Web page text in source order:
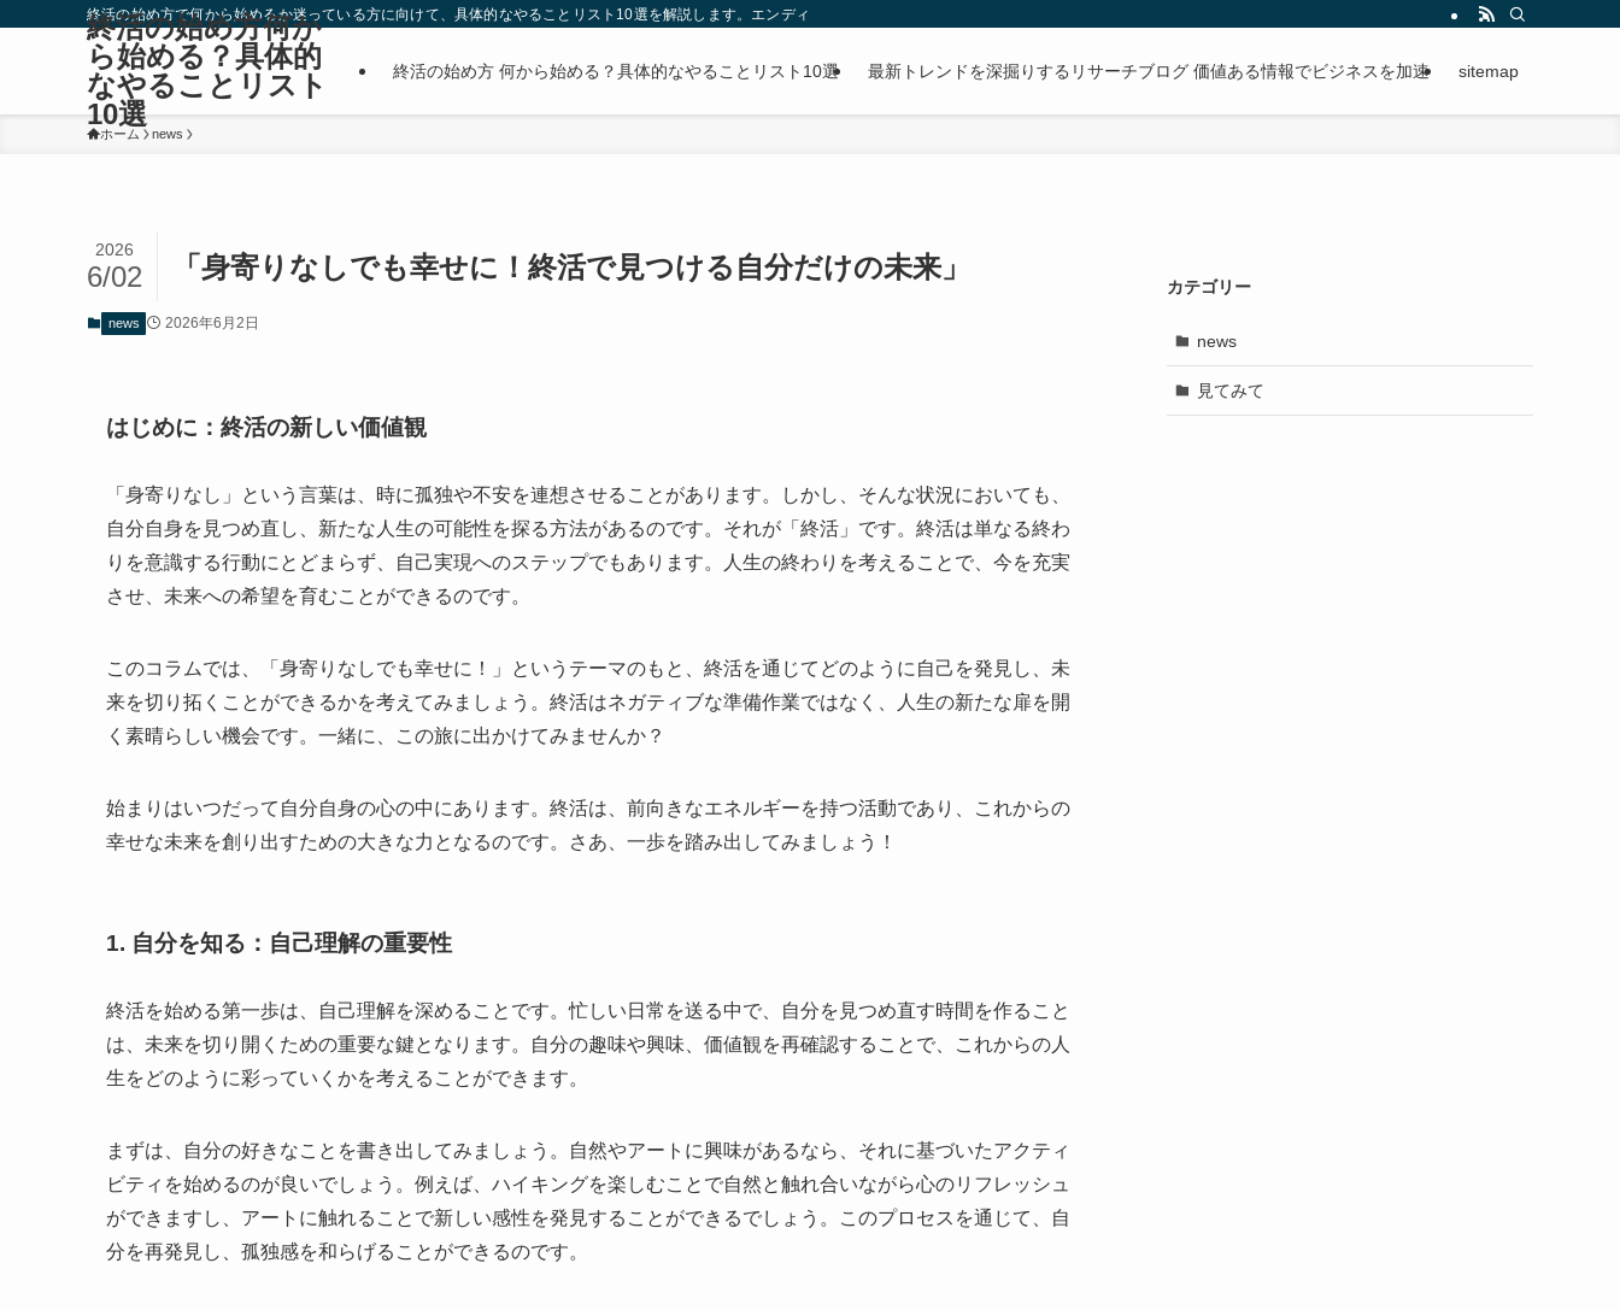
終活の始め方で何から始めるか迷っている方に向けて、具体的なやることリスト10選を解説します。エンディングノートの書き方から財産整理まで、段階的に進められる手順を紹介。
終活の始め方何か
ら始める？具体的
なやることリスト
10選
終活の始め方 何から始める？具体的なやることリスト10選 最新トレンドを深掘りするリサーチブログ 価値ある情報でビジネスを加速 sitemap
ホーム news
「身寄りなしでも幸せに！終活で見つける自分だけの未来」
2026
6/02
news 2026年6月2日
はじめに：終活の新しい価値観
「身寄りなし」という言葉は、時に孤独や不安を連想させることがあります。しかし、そんな状況においても、
自分自身を見つめ直し、新たな人生の可能性を探る方法があるのです。それが「終活」です。終活は単なる終わ
りを意識する行動にとどまらず、自己実現へのステップでもあります。人生の終わりを考えることで、今を充実
させ、未来への希望を育むことができるのです。
このコラムでは、「身寄りなしでも幸せに！」というテーマのもと、終活を通じてどのように自己を発見し、未
来を切り拓くことができるかを考えてみましょう。終活はネガティブな準備作業ではなく、人生の新たな扉を開
く素晴らしい機会です。一緒に、この旅に出かけてみませんか？
始まりはいつだって自分自身の心の中にあります。終活は、前向きなエネルギーを持つ活動であり、これからの
幸せな未来を創り出すための大きな力となるのです。さあ、一歩を踏み出してみましょう！
1. 自分を知る：自己理解の重要性
終活を始める第一歩は、自己理解を深めることです。忙しい日常を送る中で、自分を見つめ直す時間を作ること
は、未来を切り開くための重要な鍵となります。自分の趣味や興味、価値観を再確認することで、これからの人
生をどのように彩っていくかを考えることができます。
まずは、自分の好きなことを書き出してみましょう。自然やアートに興味があるなら、それに基づいたアクティ
ビティを始めるのが良いでしょう。例えば、ハイキングを楽しむことで自然と触れ合いながら心のリフレッシュ
ができますし、アートに触れることで新しい感性を発見することができるでしょう。このプロセスを通じて、自
分を再発見し、孤独感を和らげることができるのです。
カテゴリー
news
見てみて